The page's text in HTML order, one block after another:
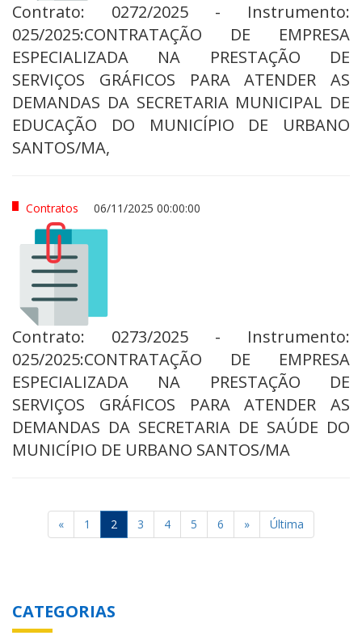
Contrato: 0272/2025 - Instrumento:
025/2025:CONTRATAÇÃO DE EMPRESA
ESPECIALIZADA NA PRESTAÇÃO DE
SERVIÇOS GRÁFICOS PARA ATENDER AS
DEMANDAS DA SECRETARIA MUNICIPAL DE
EDUCAÇÃO DO MUNICÍPIO DE URBANO
SANTOS/MA,
Contratos 06/11/2025 00:00:00
Contrato: 0273/2025 - Instrumento:
025/2025:CONTRATAÇÃO DE EMPRESA
ESPECIALIZADA NA PRESTAÇÃO DE
SERVIÇOS GRÁFICOS PARA ATENDER AS
DEMANDAS DA SECRETARIA DE SAÚDE DO
MUNICÍPIO DE URBANO SANTOS/MA
« 1 2 3 4 5 6 » Última
CATEGORIAS